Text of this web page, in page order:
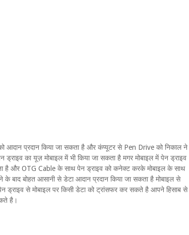
आदान प्रदान किया जा सकता है और कंप्यूटर से Pen Drive को निकाल ने
का यूज़ मोबाइल में भी किया जा सकता है मगर मोबाइल में पेन ड्राइव
है और OTG Cable के साथ पेन ड्राइव को कनेक्ट करके मोबाइल के साथ
बाद बोहत आसानी से डेटा आदान प्रदान किया जा सकता है मोबाइल से
ड्राइव से मोबाइल पर किसी डेटा को ट्रांसफर कर सकते है आपने हिसाब से
है।